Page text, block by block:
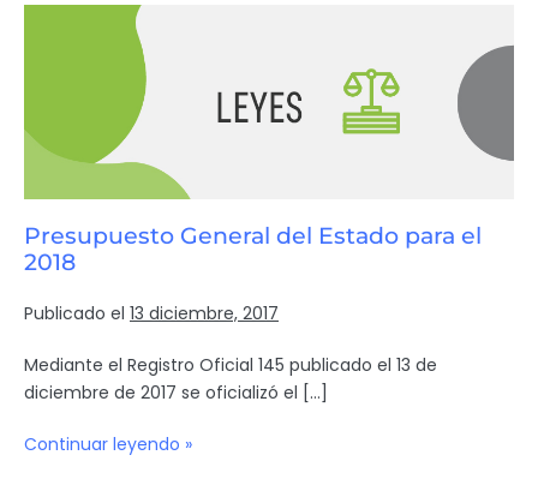
Presupuesto General del Estado para el
2018
Publicado el 13 diciembre, 2017
Mediante el Registro Oficial 145 publicado el 13 de
diciembre de 2017 se oficializó el […]
Continuar leyendo »